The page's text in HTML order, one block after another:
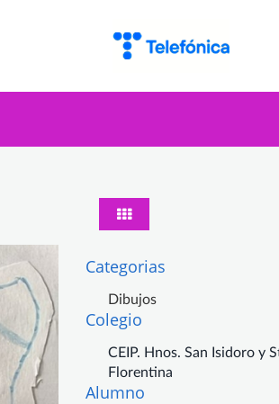
Categorias
Dibujos
Colegio
CEIP. Hnos. San Isidoro y
Florentina
Alumno